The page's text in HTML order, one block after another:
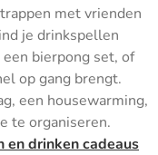
met vrienden
je drinkspellen
bierpong set, of
op gang brengt.
een housewarming,
te organiseren.
en drinken cadeaus